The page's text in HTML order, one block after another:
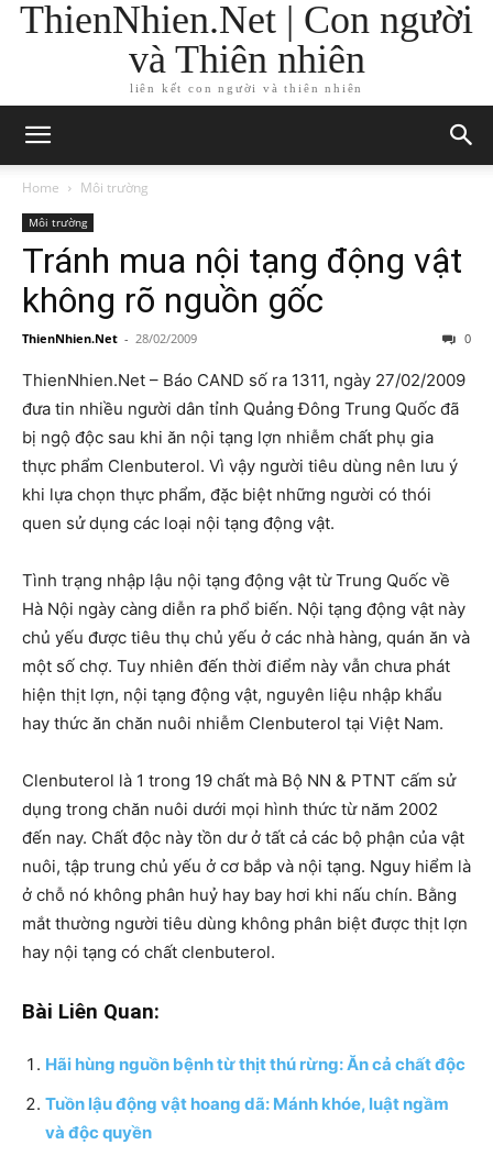
ThienNhien.Net | Con người
và Thiên nhiên
liên kết con người và thiên nhiên
Home Môi trường
Môi trường
Tránh mua nội tạng động vật
không rõ nguồn gốc
ThienNhien.Net - 28/02/2009 0
ThienNhien.Net – Báo CAND số ra 1311, ngày 27/02/2009
đưa tin nhiều người dân tỉnh Quảng Đông Trung Quốc đã
bị ngộ độc sau khi ăn nội tạng lợn nhiễm chất phụ gia
thực phẩm Clenbuterol. Vì vậy người tiêu dùng nên lưu ý
khi lựa chọn thực phẩm, đặc biệt những người có thói
quen sử dụng các loại nội tạng động vật.
Tình trạng nhập lậu nội tạng động vật từ Trung Quốc về
Hà Nội ngày càng diễn ra phổ biến. Nội tạng động vật này
chủ yếu được tiêu thụ chủ yếu ở các nhà hàng, quán ăn và
một số chợ. Tuy nhiên đến thời điểm này vẫn chưa phát
hiện thịt lợn, nội tạng động vật, nguyên liệu nhập khẩu
hay thức ăn chăn nuôi nhiễm Clenbuterol tại Việt Nam.
Clenbuterol là 1 trong 19 chất mà Bộ NN & PTNT cấm sử
dụng trong chăn nuôi dưới mọi hình thức từ năm 2002
đến nay. Chất độc này tồn dư ở tất cả các bộ phận của vật
nuôi, tập trung chủ yếu ở cơ bắp và nội tạng. Nguy hiểm là
ở chỗ nó không phân huỷ hay bay hơi khi nấu chín. Bằng
mắt thường người tiêu dùng không phân biệt được thịt lợn
hay nội tạng có chất clenbuterol.
Bài Liên Quan:
Hãi hùng nguồn bệnh từ thịt thú rừng: Ăn cả chất độc
Tuồn lậu động vật hoang dã: Mánh khóe, luật ngầm
và độc quyền